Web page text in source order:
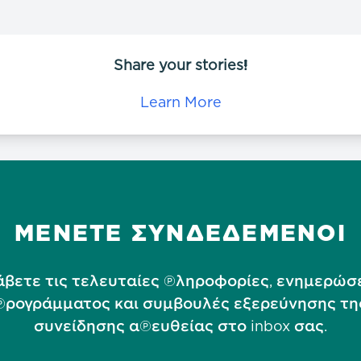
Share your stories!
Learn More
ΜΕΝΕΤΕ ΣΥΝΔΕΔΕΜΕΝΟΙ
τις τελευταίες πληροφορίες,
και συμβουλές εξερεύνησης
συνείδησης απευθείας στο inbox σας.